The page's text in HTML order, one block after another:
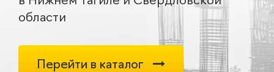
области
Перейти в каталог